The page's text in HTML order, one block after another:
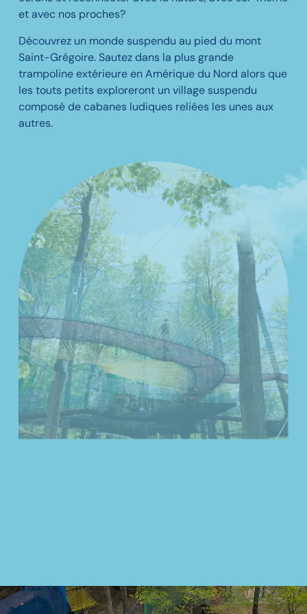
RÉSERVEZ DÈS MAINTENANT
RÉSERVEZ DÈS MAINTENANT
RÉSERVEZ DÈS MAINTENANT
et avec nos proches?
Découvrez un monde suspendu au pied du mont
Saint-Grégoire. Sautez dans la plus grande
trampoline extérieure en Amérique du Nord alors que
les touts petits exploreront un village suspendu
composé de cabanes ludiques reliées les unes aux
autres.